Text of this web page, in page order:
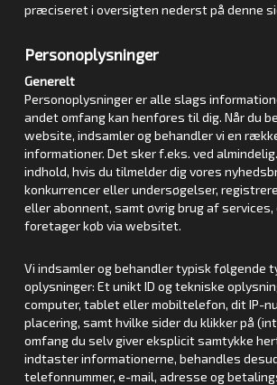
præciseret i oversigten nederst på denne
Personoplysninger
Generelt
Personoplysninger er alle slags
andet omfang kan henføres til dig. Når du
website, indsamler og behandler vi en
informationer. Det sker f.eks. ved
indhold, hvis du tilmelder dig vores
konkurrencer eller undersøgelser,
eller abonnent, samt øvrig brug af services,
foretager køb via websitet.
Vi indsamler og behandler typisk følgende
oplysninger: Et unikt ID og tekniske
computer, tablet eller mobiltelefon, dit IP-
placering, samt hvilke sider du klikker på
omfang du selv giver eksplicit samtykke
indtaster informationerne, behandles
telefonnummer, e-mail, adresse og